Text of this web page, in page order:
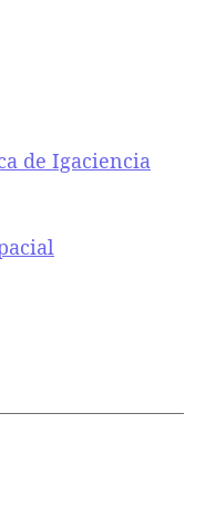
de Igaciencia